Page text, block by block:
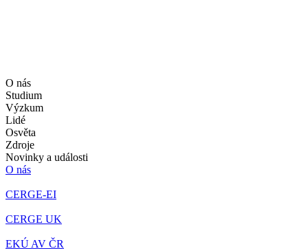
O nás
Studium
Výzkum
Lidé
Osvěta
Zdroje
Novinky a události
O nás
CERGE-EI
CERGE UK
EKÚ AV ČR